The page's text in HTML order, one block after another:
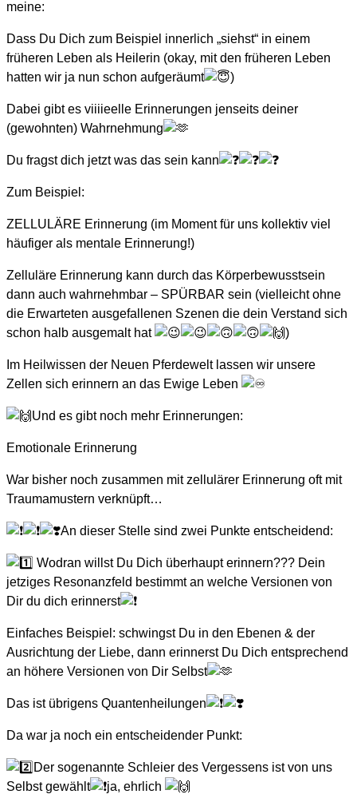
meine:
Dass Du Dich zum Beispiel innerlich „siehst“ in einem
früheren Leben als Heilerin (okay, mit den früheren Leben
hatten wir ja nun schon aufgeräumt
)
Dabei gibt es viiiieelle Erinnerungen jenseits deiner
(gewohnten) Wahrnehmung
Du fragst dich jetzt was das sein kann
Zum Beispiel:
ZELLULÄRE Erinnerung (im Moment für uns kollektiv viel
häufiger als mentale Erinnerung!)
Zelluläre Erinnerung kann durch das Körperbewusstsein
dann auch wahrnehmbar – SPÜRBAR sein (vielleicht ohne
die Erwarteten ausgefallenen Szenen die dein Verstand sich
schon halb ausgemalt hat
)
Im Heilwissen der Neuen Pferdewelt lassen wir unsere
Zellen sich erinnern an das Ewige Leben
Und es gibt noch mehr Erinnerungen:
Emotionale Erinnerung
War bisher noch zusammen mit zellulärer Erinnerung oft mit
Traumamustern verknüpft…
An dieser Stelle sind zwei Punkte entscheidend:
Wodran willst Du Dich überhaupt erinnern??? Dein
jetziges Resonanzfeld bestimmt an welche Versionen von
Dir du dich erinnerst
Einfaches Beispiel: schwingst Du in den Ebenen & der
Ausrichtung der Liebe, dann erinnerst Du Dich entsprechend
an höhere Versionen von Dir Selbst
Das ist übrigens Quantenheilungen
Da war ja noch ein entscheidender Punkt:
Der sogenannte Schleier des Vergessens ist von uns
Selbst gewählt
ja, ehrlich